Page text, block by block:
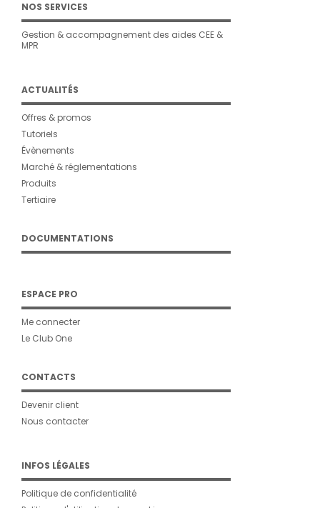
NOS SERVICES
Gestion & accompagnement des aides CEE &
MPR
ACTUALITÉS
Offres & promos
Tutoriels
Évènements
Marché & réglementations
Produits
Tertiaire
DOCUMENTATIONS
ESPACE PRO
Me connecter
Le Club One
CONTACTS
Devenir client
Nous contacter
INFOS LÉGALES
Politique de confidentialité